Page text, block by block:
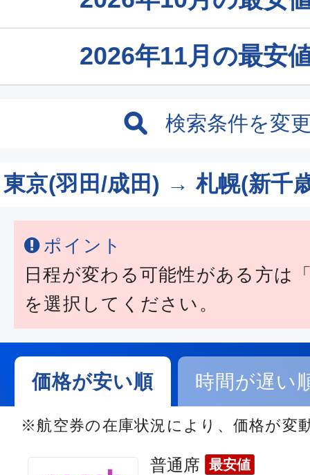
2026年11月の最安
検索条件を変
東京(羽田/成田) → 札幌(新千
ポイント
日程が変わる可能性がある方は
を選択してください。
価格が安い順 時間が遅い
※航空券の在庫状況により、価格が変
普通席 最安値